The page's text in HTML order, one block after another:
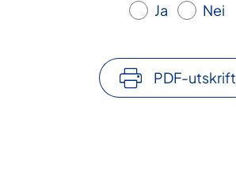
Ja Nei
PDF-utskrift